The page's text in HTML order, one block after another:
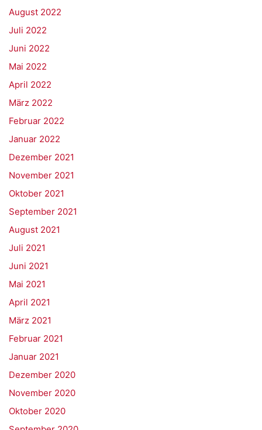
August 2022
Juli 2022
Juni 2022
Mai 2022
April 2022
März 2022
Februar 2022
Januar 2022
Dezember 2021
November 2021
Oktober 2021
September 2021
August 2021
Juli 2021
Juni 2021
Mai 2021
April 2021
März 2021
Februar 2021
Januar 2021
Dezember 2020
November 2020
Oktober 2020